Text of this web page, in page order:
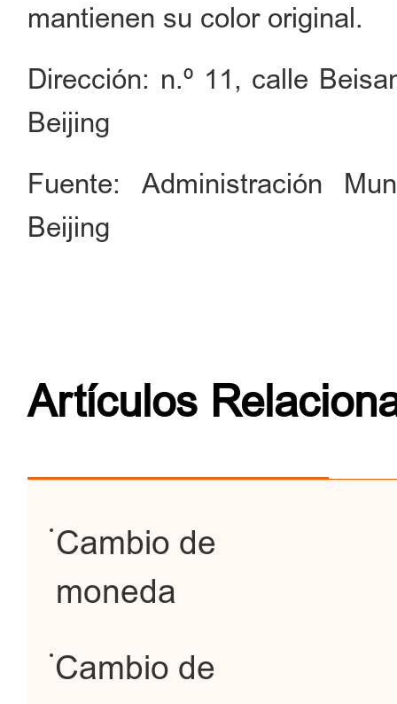
mantienen su color original.
Dirección: n.º 11, calle
Beijing
Fuente: Administración
Beijing
Artículos
Cambio de
moneda
Cambio de